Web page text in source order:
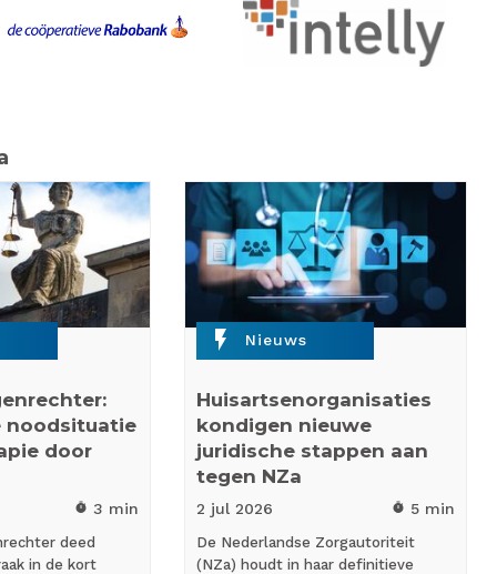
noodsituatie
door
timer 3 min
deed
in de kort
flash_on Nieuws
Huisartsenorganisaties
kondigen nieuwe
juridische stappen aan
tegen NZa
2 jul 2026 timer 5 min
De Nederlandse Zorgautoriteit
(NZa) houdt in haar definitieve